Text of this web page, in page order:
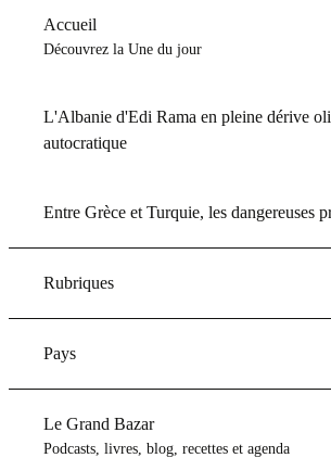
Accueil
Découvrez la Une du jour
L'Albanie d'Edi Rama en pleine dérive
autocratique
Entre Grèce et Turquie, les dangereuses
Rubriques
Pays
Le Grand Bazar
Podcasts, livres, blog, recettes et agenda